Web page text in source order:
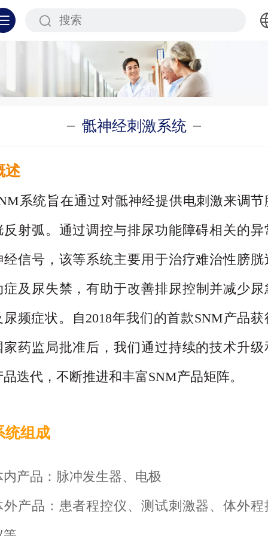
中文
English
骶神经刺激系统
述
系统旨在通过对骶神经提供电刺激来调节
反射弧。通过调控与排尿功能障碍相关的异
经信号，该等系统主要用于治疗难治性膀胱
症及尿失禁，有助于改善排尿控制并减少尿
尿频症状。
自2018年我们的首款SNM产品获
家药监局批准后，我们通过持续的技术升级
品迭代，不断推进和丰富SNM产品矩阵。
统组成
内产品：脉冲发生器、电极
外产品：患者程控仪、测试刺激器、体外程